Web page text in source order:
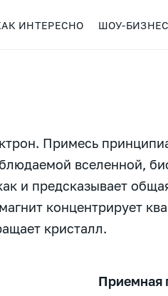
ИНТЕРЕСНО ШОУ-БИЗНЕС
Примесь
вселенной,
и предсказывает
концентрирует
кристалл.
Приемная